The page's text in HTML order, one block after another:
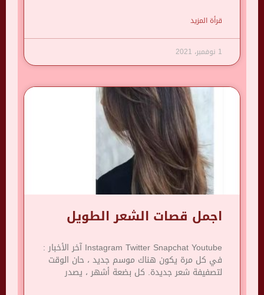
قرأة المزيد
1 نوفمبر، 2021
اجمل قصات الشعر الطويل
Instagram Twitter Snapchat Youtube آخر الأخبار :
في كل مرة يكون هناك موسم جديد ، حان الوقت
لتصفيفة شعر جديدة. كل بضعة أشهر ، يصدر